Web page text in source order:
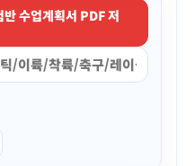
수업계획서 PDF 저